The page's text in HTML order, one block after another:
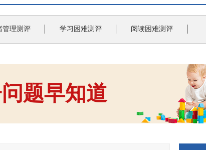
管理测评 学习困难测评 阅读困难测评
题早知道